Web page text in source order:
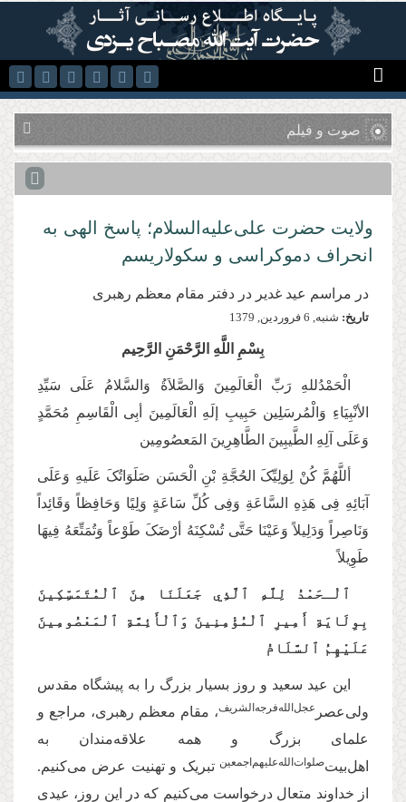
رفتن به محتوای اصلی
صوت و فیلم
ولایت حضرت علی‌علیه‌‌السلام؛ پاسخ الهی به
انحراف دموکراسی و سکولاریسم
در مراسم عید غدیر در دفتر مقام معظم رهبری
تاریخ: شنبه, 6 فروردين, 1379
بِسْمِ اللَّهِ الرَّحْمَنِ الرَّحِیم
الْحَمْدُللهِ رَبِّ الْعَالَمِینَ وَالصَّلاَةُ وَالسَّلامُ عَلَی سَیِّدِ
الأنْبِیَاءِ وَالْمُرسَلِین حَبِیبِ إلَهِ الْعَالَمِینَ أبِی الْقَاسِمِ مُحَمَّدٍ
وَعَلَی آلِهِ الطَّیبِینَ الطَّاهِرِینَ المَعصُومِین
أللَّهُمَّ کُنْ لِوَلِیِّکَ الحُجَّةِ بْنِ الْحَسَن صَلَوَاتُکَ عَلَیهِ وَعَلَی
آبَائِهِ فِی هَذِهِ السَّاعَةِ وَفِی کُلِّ سَاعَةٍ‌ وَلِیًا وَحَافِظاً وَقَائِداً
وَنَاصِراً وَدَلِیلاً وَعَیْنَا حَتَّی تُسْکِنَهُ أرْضَکَ طَوْعاً وَتُمَتِّعَهُ فِیهَا
طَوِیلاً
ٱلْـحَمْدُ لِلَّهِ ٱلَّذِي جَعَلَنَا مِنَ ٱلْمُتَمَسِّكِينَ
بِوِلَايَةِ أَمِيرِ ٱلْمُؤْمِنِينَ وَٱلْأَئِمَّةِ ٱلْمَعْصُومِينَ
عَلَيْهِمُ ٱلسَّلَامُ
این عید سعید و روز بسیار بزرگ را به پیشگاه مقدس
ولی‌عصر عجل‌‌الله‌‌فرجه‌‌الشریف، مقام معظم رهبری، مراجع و
علمای بزرگ و همه علاقه‌مندان به
اهل‌بیت‌صلوات‌‌الله‌‌عليهم‌‌اجمعين تبریک و تهنیت عرض می‌کنیم.
از خداوند متعال درخواست می‌کنیم که در این روز، عیدی